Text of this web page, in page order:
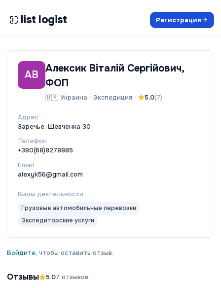
list logist Регистрация
АВ
Алексик Віталій Сергійович,
ФОП
🇺🇦 Украина • Экспедиция • 5.0(7)
Адрес
Заречье, Шевченка 30
Телефон
+380(68)8278885
Email
alexyk56@gmail.com
Виды деятельности
Грузовые автомобильные перевозки
Экспедиторские услуги
Войдите, чтобы оставить отзыв.
Отзывы 5.07 отзывов